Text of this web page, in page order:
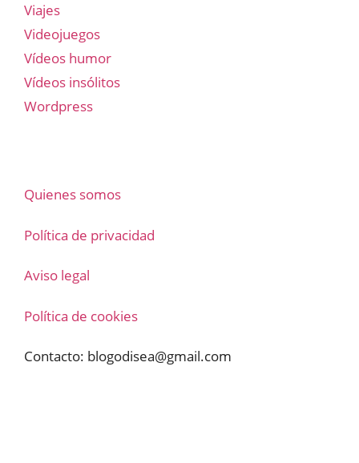
Viajes
Videojuegos
Vídeos humor
Vídeos insólitos
Wordpress
Quienes somos
Política de privacidad
Aviso legal
Política de cookies
Contacto: blogodisea@gmail.com